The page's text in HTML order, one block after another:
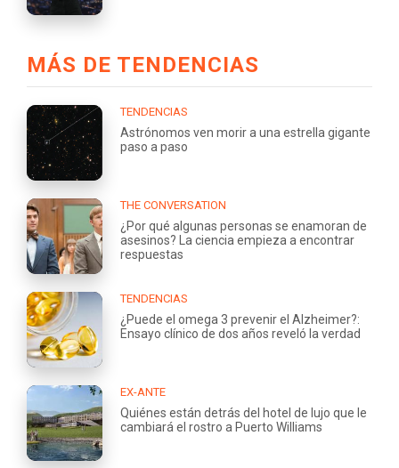
MÁS DE TENDENCIAS
TENDENCIAS
Astrónomos ven morir a una estrella gigante
paso a paso
THE CONVERSATION
¿Por qué algunas personas se enamoran de
asesinos? La ciencia empieza a encontrar
respuestas
TENDENCIAS
¿Puede el omega 3 prevenir el Alzheimer?:
Ensayo clínico de dos años reveló la verdad
EX-ANTE
Quiénes están detrás del hotel de lujo que le
cambiará el rostro a Puerto Williams